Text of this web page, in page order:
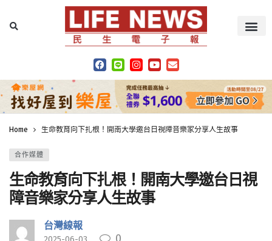
Home 生命教育向下扎根！開南大學邀台日視障音樂家分享人生故事
合作媒體
生命教育向下扎根！開南大學邀台日視
障音樂家分享人生故事
台灣線報